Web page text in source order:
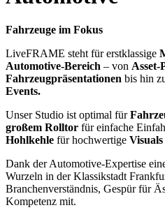
Fahrzeuge im Fokus
LiveFRAME steht für erstklassige
Automotive-Bereich – von Asset-
Fahrzeugpräsentationen bis hin
Events.
Unser Studio ist optimal für
großem Rolltor für einfache
Hohlkehle für hochwertige Visuals
Dank der Automotive-Expertise
Wurzeln in der Klassikstadt
Branchenverständnis, Gespür für
Kompetenz mit.